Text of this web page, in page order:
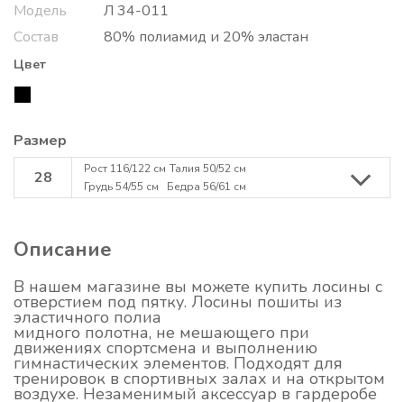
Модель
Л 34-011
Состав
80% полиамид и 20% эластан
Цвет
Размер
28
Рост 116/122 см Талия 50/52 см
Грудь 54/55 см
Бедра 56/61 см
Описание
В нашем магазине вы можете купить лосины с
отверстием под пятку. Лосины пошиты из
эластичного полиа
мидного полотна, не мешающего при
движениях спортсмена и выполнению
гимнастических элементов. Подходят для
тренировок в спортивных залах и на открытом
воздухе. Незаменимый аксессуар в гардеробе